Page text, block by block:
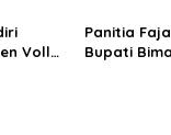
Volly
Panitia
Bupati